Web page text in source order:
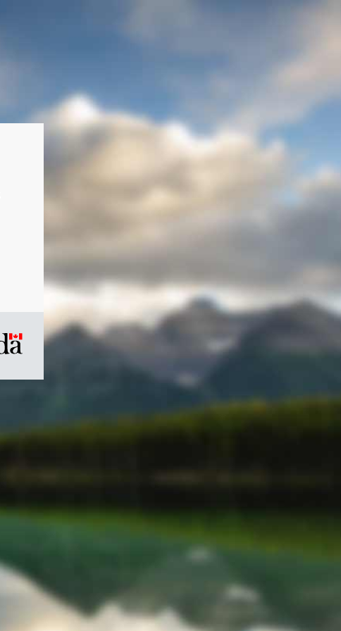
/
gouvernement
du